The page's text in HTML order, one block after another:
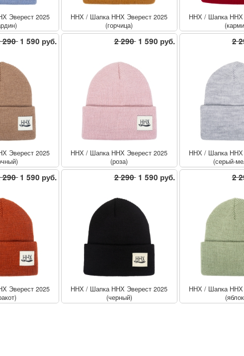
Эверест 2025
ННХ / Шапка ННХ Эверест 2025
(горчица)
ННХ/ Шапка ННХ
2901 590 руб.
Эверест 2025
2 2901 590 руб.
ННХ / Шапка ННХ Эверест 2025
(роза)
2
ННХ/ Шапка ННХ
(серый-
2901 590 руб.
Эверест 2025
2 2901 590 руб.
ННХ / Шапка ННХ Эверест 2025
(черный)
2
ННХ/ Шапка ННХ